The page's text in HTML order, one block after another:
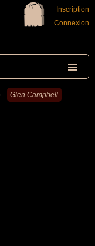
Inscription
Connexion
Glen Campbell